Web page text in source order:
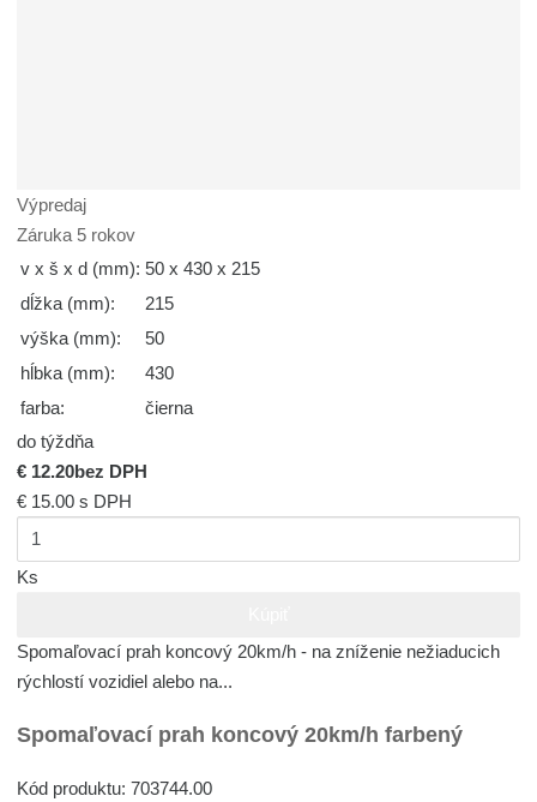
Výpredaj
Záruka 5 rokov
v x š x d (mm): 50 x 430 x 215
dĺžka (mm):
215
výška (mm):
50
hĺbka (mm):
430
farba:
čierna
do týždňa
€ 12.20bez DPH
€ 15.00s DPH
Ks
Spomaľovací prah koncový 20km/h - na zníženie nežiaducich
rýchlostí vozidiel alebo na...
Spomaľovací prah koncový 20km/h farbený
Kód produktu: 703744.00